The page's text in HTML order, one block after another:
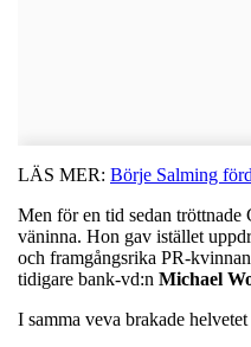
LÄS MER: Börje Salming
Men för en tid sedan tröttnade
väninna. Hon gav istället
och framgångsrika PR-kvinnan
tidigare bank-vd:n Michael
I samma veva brakade helvetet